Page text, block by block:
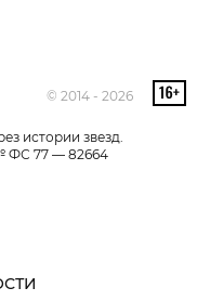
© 2014 - 2026
истории звезд.
ФС 77 — 82664